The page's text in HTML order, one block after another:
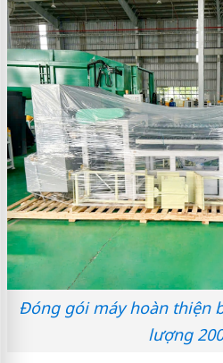
Đóng gói máy hoàn thiện
lượng